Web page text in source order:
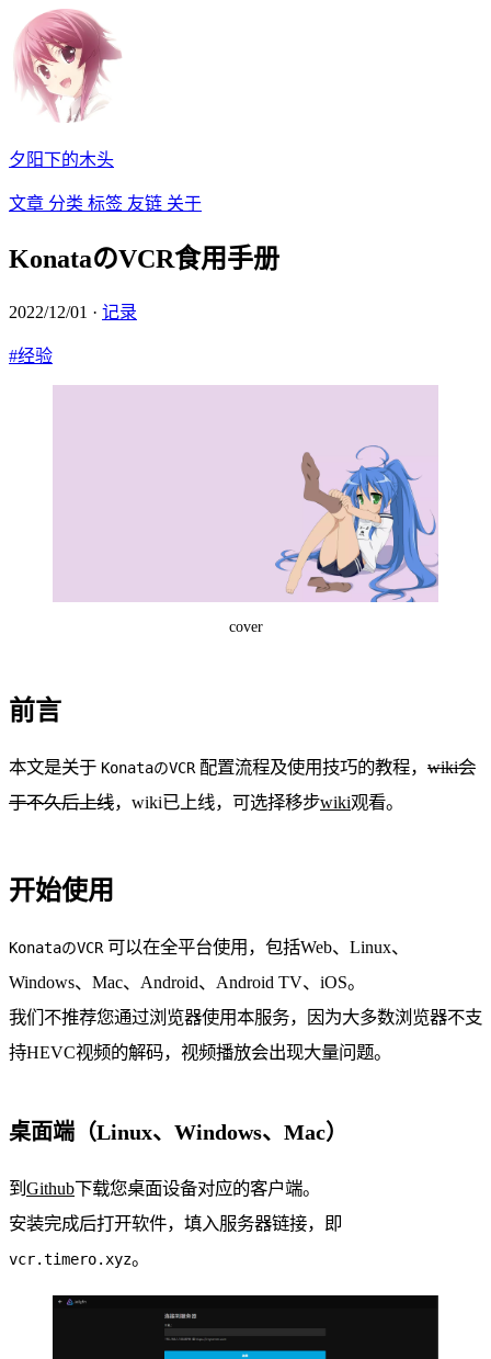
夕阳下的木头
文章 分类 标签 友链 关于
KonataのVCR食用手册
2022/12/01 · 记录
#经验
cover
前言
本文是关于 KonataのVCR配置流程及使用技巧的教程， wiki会
于不久后上线，wiki已上线，可选择移步wiki观看。
开始使用
KonataのVCR可以在全平台使用，包括Web、Linux、
Windows、Mac、Android、Android TV、iOS。
我们不推荐您通过浏览器使用本服务，因为大多数浏览器不支
持HEVC视频的解码，视频播放会出现大量问题。
桌面端（Linux、Windows、Mac）
到 Github下载您桌面设备对应的客户端。
安装完成后打开软件，填入服务器链接，即
vcr.timero.xyz。